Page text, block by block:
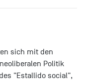
sich mit den
Politik
"Estallido social",